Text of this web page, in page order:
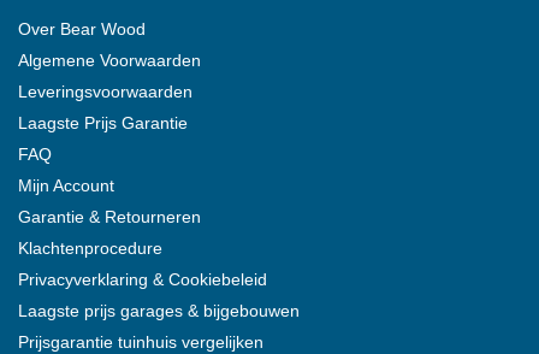
Over Bear Wood
Algemene Voorwaarden
Leveringsvoorwaarden
Laagste Prijs Garantie
FAQ
Mijn Account
Garantie & Retourneren
Klachtenprocedure
Privacyverklaring & Cookiebeleid
Laagste prijs garages & bijgebouwen
Prijsgarantie tuinhuis vergelijken